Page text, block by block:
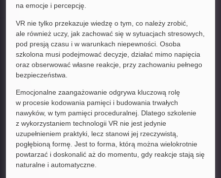
na emocje i percepcję.
VR nie tylko przekazuje wiedzę o tym, co należy zrobić,
ale również uczy, jak zachować się w sytuacjach stresowych,
pod presją czasu i w warunkach niepewności. Osoba
szkolona musi podejmować decyzje, działać mimo napięcia
oraz obserwować własne reakcje, przy zachowaniu pełnego
bezpieczeństwa.
Emocjonalne zaangażowanie odgrywa kluczową rolę
w procesie kodowania pamięci i budowania trwałych
nawyków, w tym pamięci proceduralnej. Dlatego szkolenie
z wykorzystaniem technologii VR nie jest jedynie
uzupełnieniem praktyki, lecz stanowi jej rzeczywistą,
pogłębioną formę. Jest to forma, którą można wielokrotnie
powtarzać i doskonalić aż do momentu, gdy reakcje stają się
naturalne i automatyczne.